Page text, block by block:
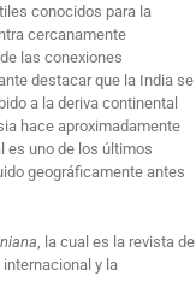
conocidos para la
cercanamente
las conexiones
destacar que la India se
a la deriva continental
hace aproximadamente
es uno de los últimos
geográficamente antes
, la cual es la revista de
y la